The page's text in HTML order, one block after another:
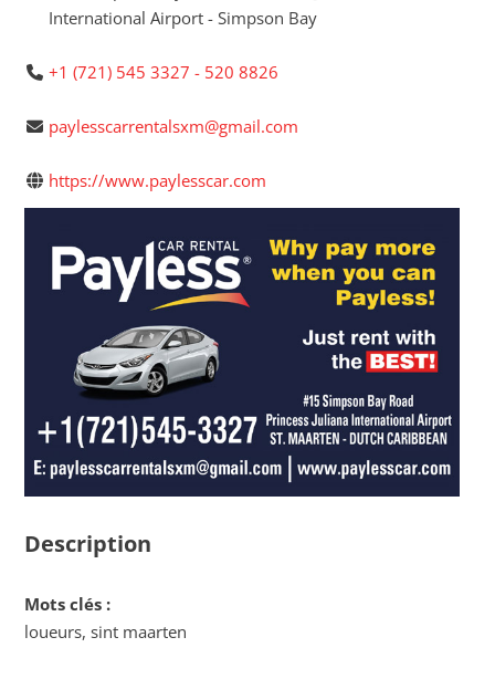
International Airport - Simpson Bay
+1 (721) 545 3327 - 520 8826
paylesscarrentalsxm@gmail.com
https://www.paylesscar.com
Description
Mots clés :
loueurs, sint maarten